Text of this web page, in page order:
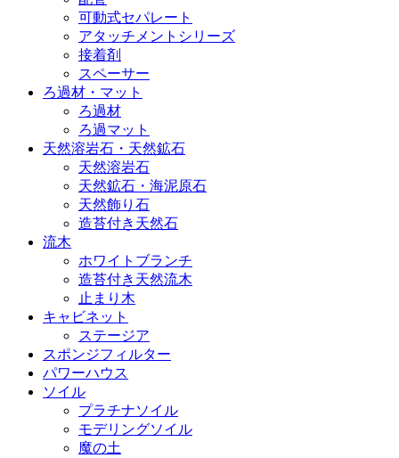
可動式セパレート
アタッチメントシリーズ
接着剤
スペーサー
ろ過材・マット
ろ過材
ろ過マット
天然溶岩石・天然鉱石
天然溶岩石
天然鉱石・海泥原石
天然飾り石
造苔付き天然石
流木
ホワイトブランチ
造苔付き天然流木
止まり木
キャビネット
ステージア
スポンジフィルター
パワーハウス
ソイル
プラチナソイル
モデリングソイル
魔の土